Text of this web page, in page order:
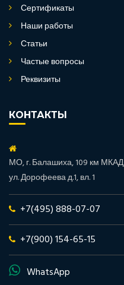
Сертификаты
Наши работы
Статьи
Частые вопросы
Реквизиты
КОНТАКТЫ
МО, г. Балашиха, 109 км МКАД
ул. Дорофеева д.1, вл. 1
+7(495) 888-07-07
+7(900) 154-65-15
WhatsApp